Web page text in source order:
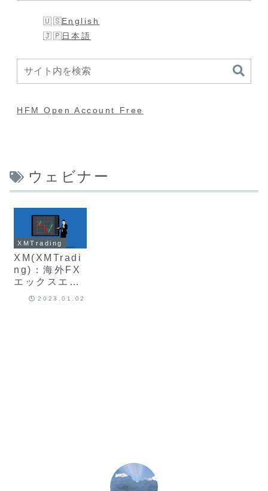
English
日本語
HFM Open Account Free
ウェビナー
XMTrading
XM(XMTradi
ng)：海外FX
エックスエム
の無料ウェビ
2023.01.02